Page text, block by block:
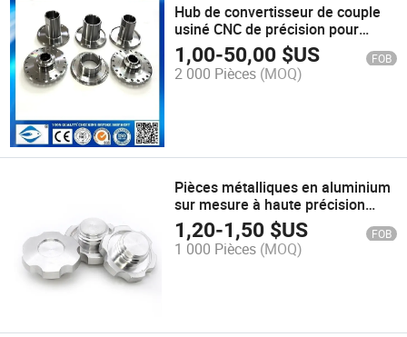
Hub de convertisseur de couple
usiné CNC de précision pour
pièces de matériel de bureau
1,00-50,00 $US FOB
2 000 Pièces (MOQ)
Pièces métalliques en aluminium
sur mesure à haute précision
usinées par CNC
1,20-1,50 $US FOB
1 000 Pièces (MOQ)